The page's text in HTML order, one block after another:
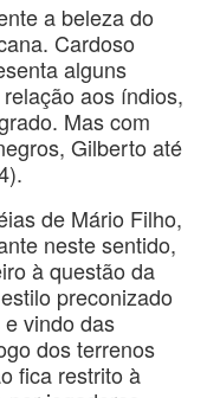
a beleza do
Cardoso
alguns
aos índios,
Mas com
Gilberto até
de Mário Filho,
neste sentido,
à questão da
preconizado
vindo das
dos terrenos
fica restrito à